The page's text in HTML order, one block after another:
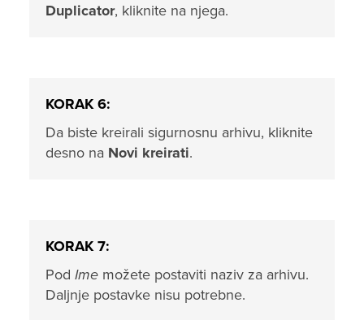
Duplicator, kliknite na njega.
KORAK 6:
Da biste kreirali sigurnosnu arhivu, kliknite
desno na Novi kreirati.
KORAK 7:
Pod Ime možete postaviti naziv za arhivu.
Daljnje postavke nisu potrebne.